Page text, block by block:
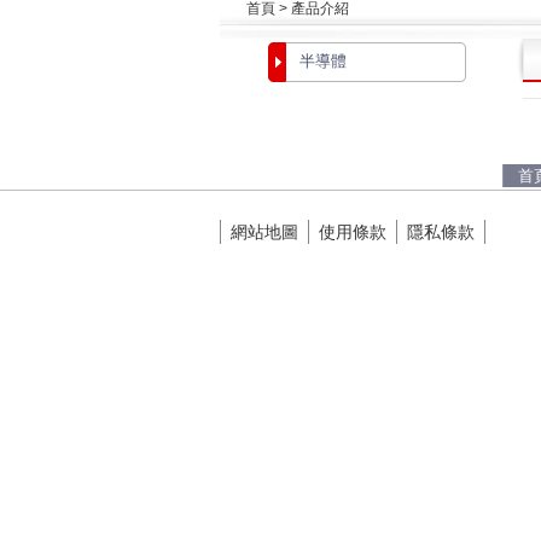
首頁 > 產品介紹
半導體
首
網站地圖 使用條款 隱私條款